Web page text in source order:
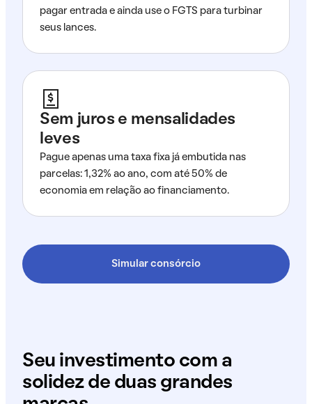
pagar entrada e ainda use o FGTS para turbinar
seus lances.
Sem juros e mensalidades
leves
Pague apenas uma taxa fixa já embutida nas
parcelas: 1,32% ao ano, com até 50% de
economia em relação ao financiamento.
Simular consórcio
Seu investimento com a
solidez de duas grandes